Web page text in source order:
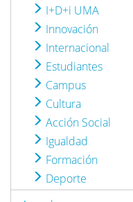
I+D+i UMA
Innovación
Internacional
Estudiantes
Campus
Cultura
Acción Social
Igualdad
Formación
Deporte